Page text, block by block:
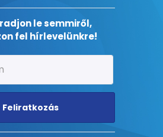
le semmiről,
fel hírlevelünkre!
Feliratkozás